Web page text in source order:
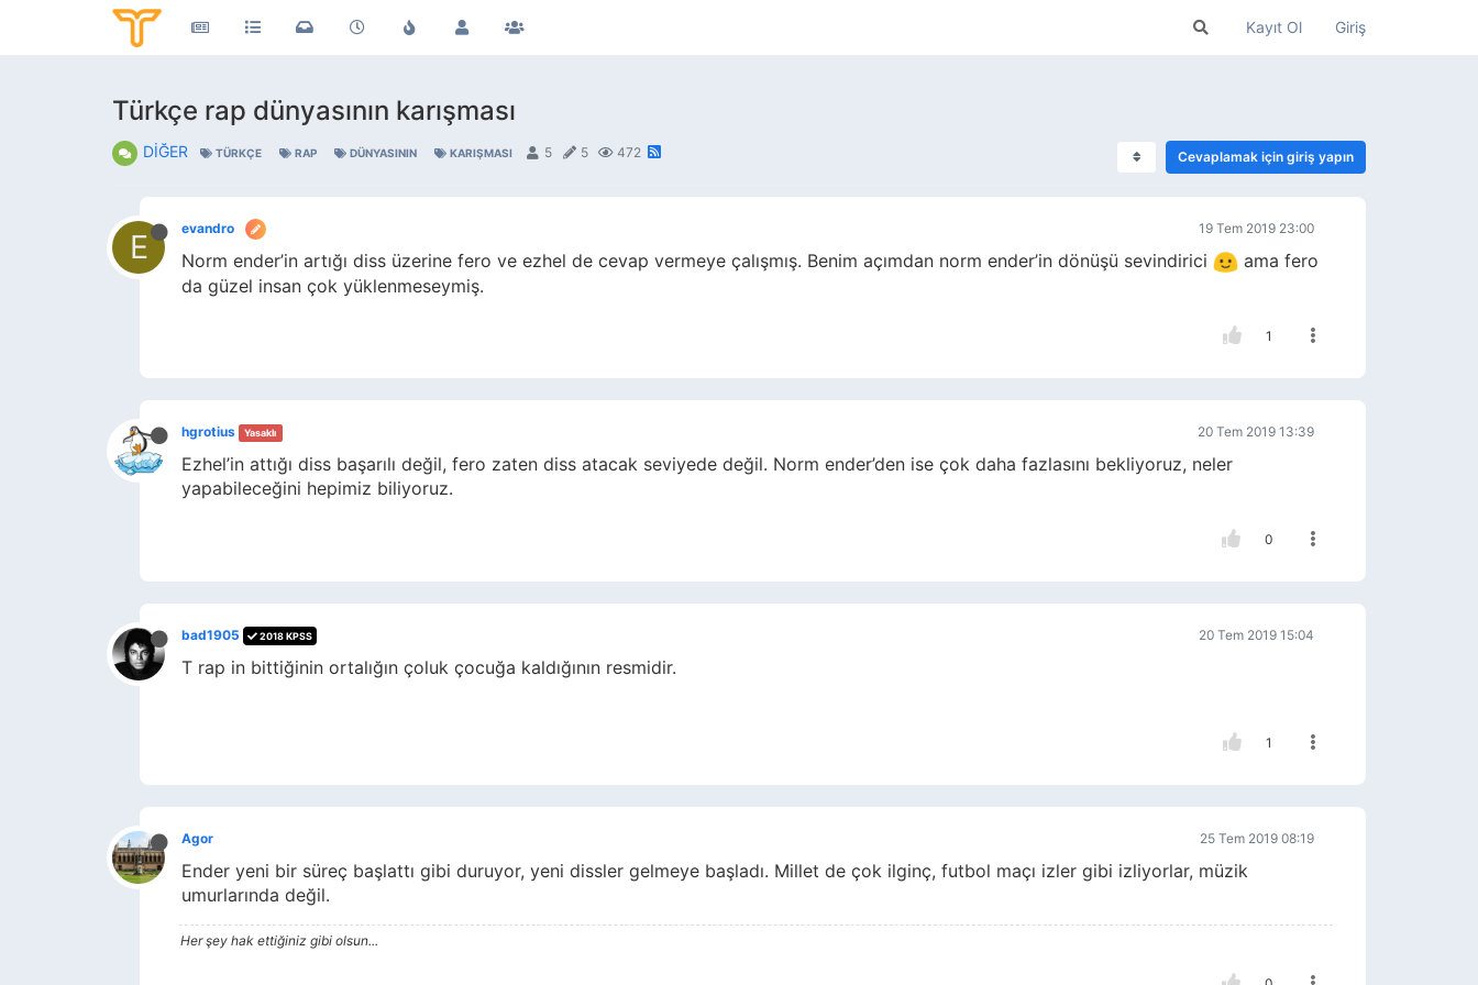
Kayıt Ol Giriş
Türkçe rap dünyasının karışması
DİĞER TÜRKÇE RAP DÜNYASININ KARIŞMASI 5 5 472 Cevaplamak için giriş yapın
E evandro 19 Tem 2019 23:00
Norm ender’in artığı diss üzerine fero ve ezhel de cevap vermeye çalışmış. Benim açımdan norm ender’in dönüşü sevindirici
ama fero
da güzel insan çok yüklenmeseymiş.
1
hgrotius Yasaklı 20 Tem 2019 13:39
Ezhel’in attığı diss başarılı değil, fero zaten diss atacak seviyede değil. Norm ender’den ise çok daha fazlasını bekliyoruz, neler
yapabileceğini hepimiz biliyoruz.
0
bad1905 2018 KPSS 20 Tem 2019 15:04
T rap in bittiğinin ortalığın çoluk çocuğa kaldığının resmidir.
1
Agor 25 Tem 2019 08:19
Ender yeni bir süreç başlattı gibi duruyor, yeni dissler gelmeye başladı. Millet de çok ilginç, futbol maçı izler gibi izliyorlar, müzik
umurlarında değil.
Her şey hak ettiğiniz gibi olsun...